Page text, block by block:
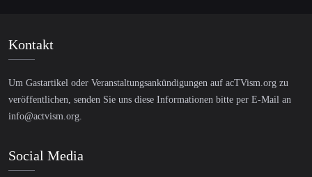
Kontakt
Um Gastartikel oder Veranstaltungsankündigungen auf acTVism.org zu
veröffentlichen, senden Sie uns diese Informationen bitte per E-Mail an
info@actvism.org.
Social Media